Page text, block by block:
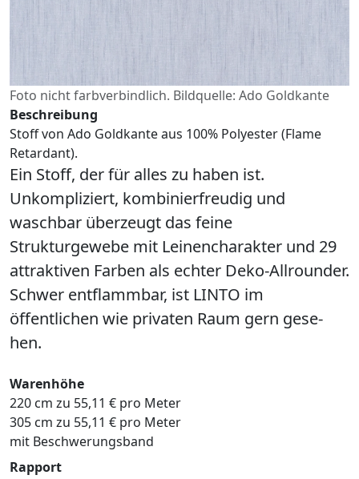
Foto nicht farbverbindlich. Bildquelle: Ado Goldkante
Beschreibung
Stoff von Ado Goldkante aus 100% Polyester (Flame
Retardant).
Ein Stoff, der für alles zu haben ist.
Unkompliziert, kombinierfreudig und
waschbar überzeugt das feine
Strukturgewebe mit Leinencharakter und 29
attraktiven Farben als echter Deko-Allrounder.
Schwer entflammbar, ist LINTO im
öffentlichen wie privaten Raum gern gese-
hen.
Warenhöhe
220 cm zu 55,11 € pro Meter
305 cm zu 55,11 € pro Meter
mit Beschwerungsband
Rapport